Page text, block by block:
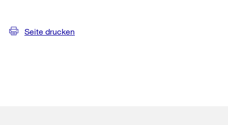
Seite drucken